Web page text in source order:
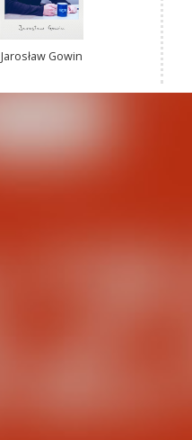
Jarosław Gowin